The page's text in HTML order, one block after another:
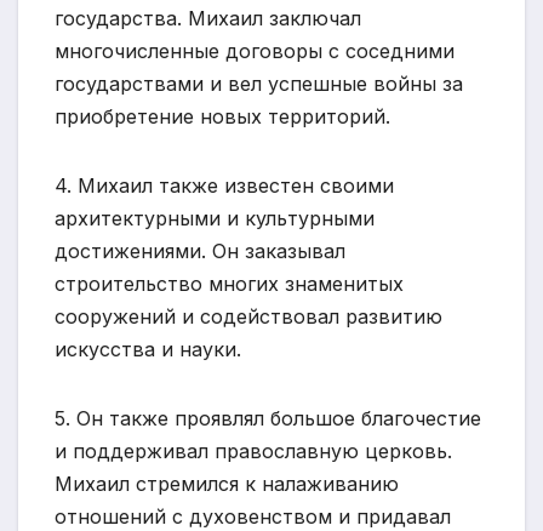
государства. Михаил заключал
многочисленные договоры с соседними
государствами и вел успешные войны за
приобретение новых территорий.
4. Михаил также известен своими
архитектурными и культурными
достижениями. Он заказывал
строительство многих знаменитых
сооружений и содействовал развитию
искусства и науки.
5. Он также проявлял большое благочестие
и поддерживал православную церковь.
Михаил стремился к налаживанию
отношений с духовенством и придавал